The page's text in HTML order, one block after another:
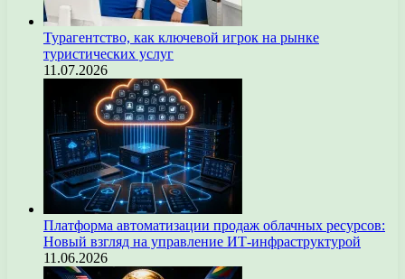
Турагентство, как ключевой игрок на рынке
туристических услуг
11.07.2026
Платформа автоматизации продаж облачных ресурсов:
Новый взгляд на управление ИТ-инфраструктурой
11.06.2026